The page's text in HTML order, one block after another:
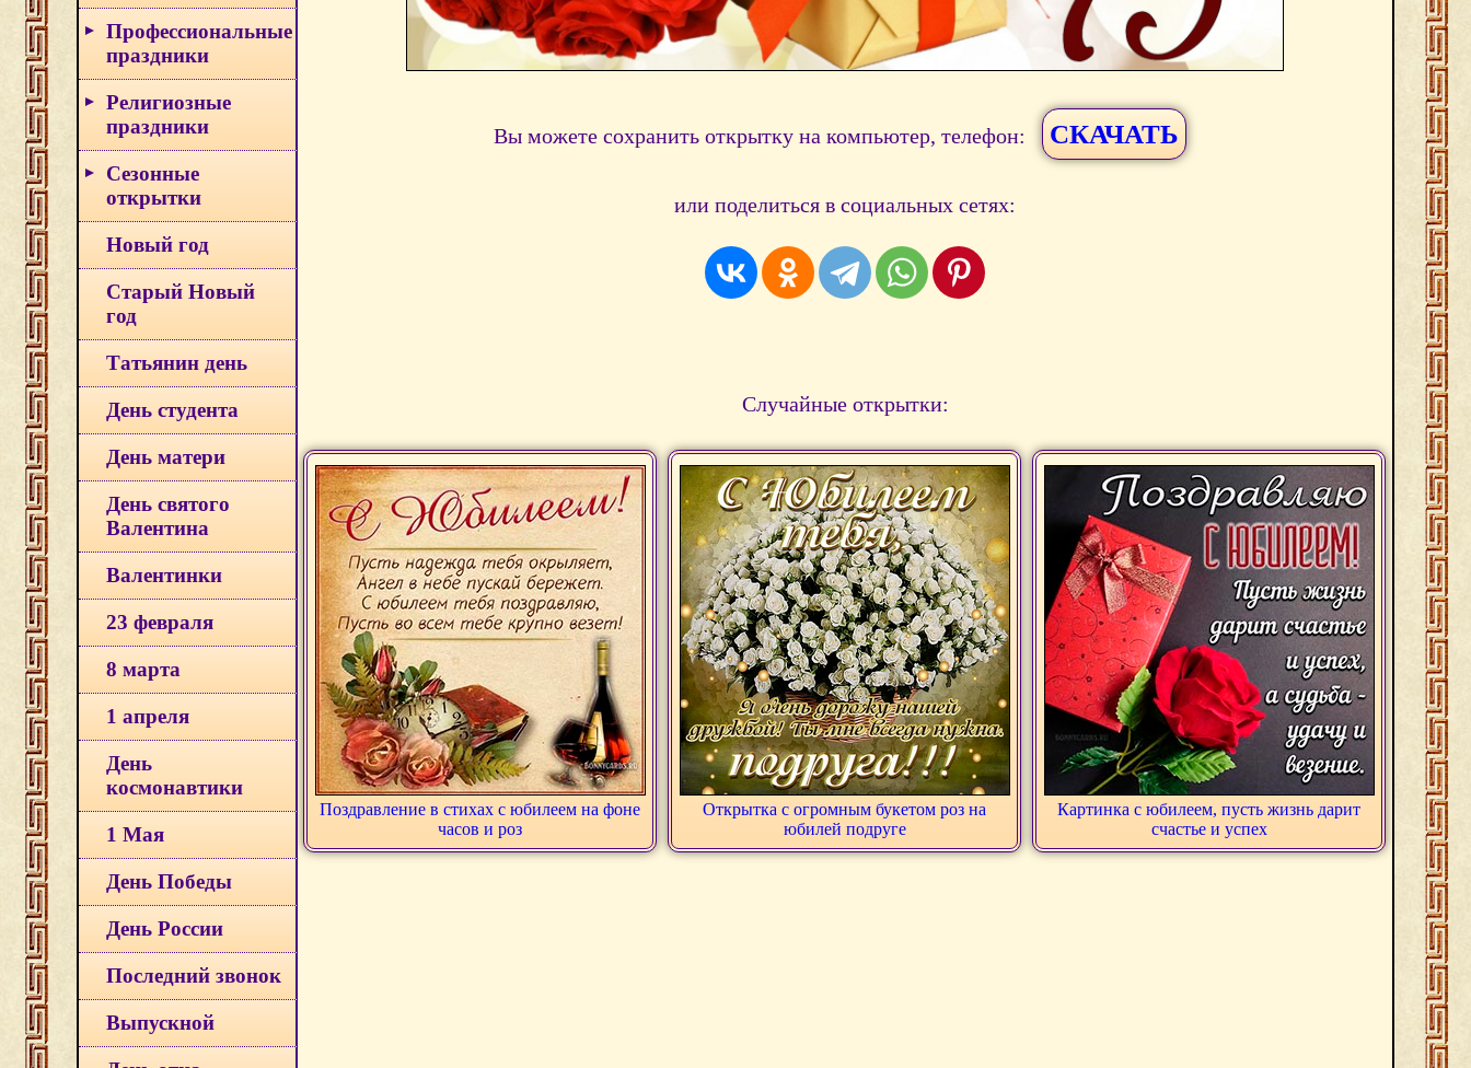
Профессиональные
праздники
Религиозные
праздники
Сезонные
открытки
Новый год
Старый Новый
год
Татьянин день
День студента
День матери
День святого
Валентина
Валентинки
23 февраля
8 марта
1 апреля
День
космонавтики
1 Мая
День Победы
День России
Последний звонок
Выпускной
Вы можете сохранить открытку на компьютер, телефон: СКАЧАТЬ
или поделиться в социальных сетях:
Случайные открытки:
Поздравление в стихах с юбилеем на фоне
часов и роз
Открытка с огромным букетом роз на
юбилей подруге
Картинка с юбилеем, пусть жизнь дарит
счастье и успех